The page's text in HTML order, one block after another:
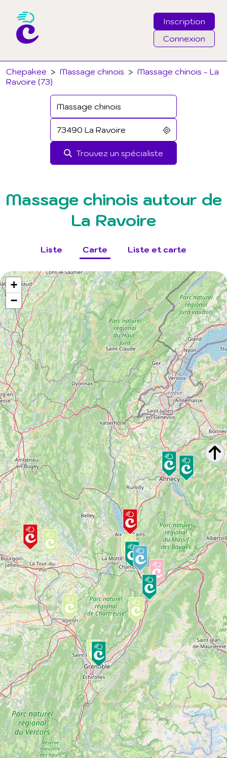
Inscription
Connexion
Chepakee > Massage chinois > Massage chinois - La
Ravoire (73)
Trouvez un spécialiste
Email
Mot de passe
J'ai oublié mon mot de passe
Connexion
Massage chinois autour de
La Ravoire
Liste Carte Liste et carte
+
−